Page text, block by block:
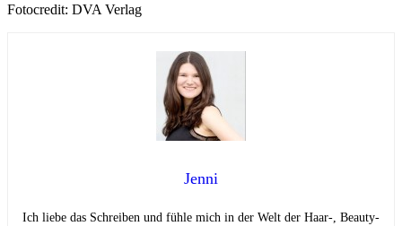
Fotocredit: DVA Verlag
Jenni
Ich liebe das Schreiben und fühle mich in der Welt der Haar-, Beauty-